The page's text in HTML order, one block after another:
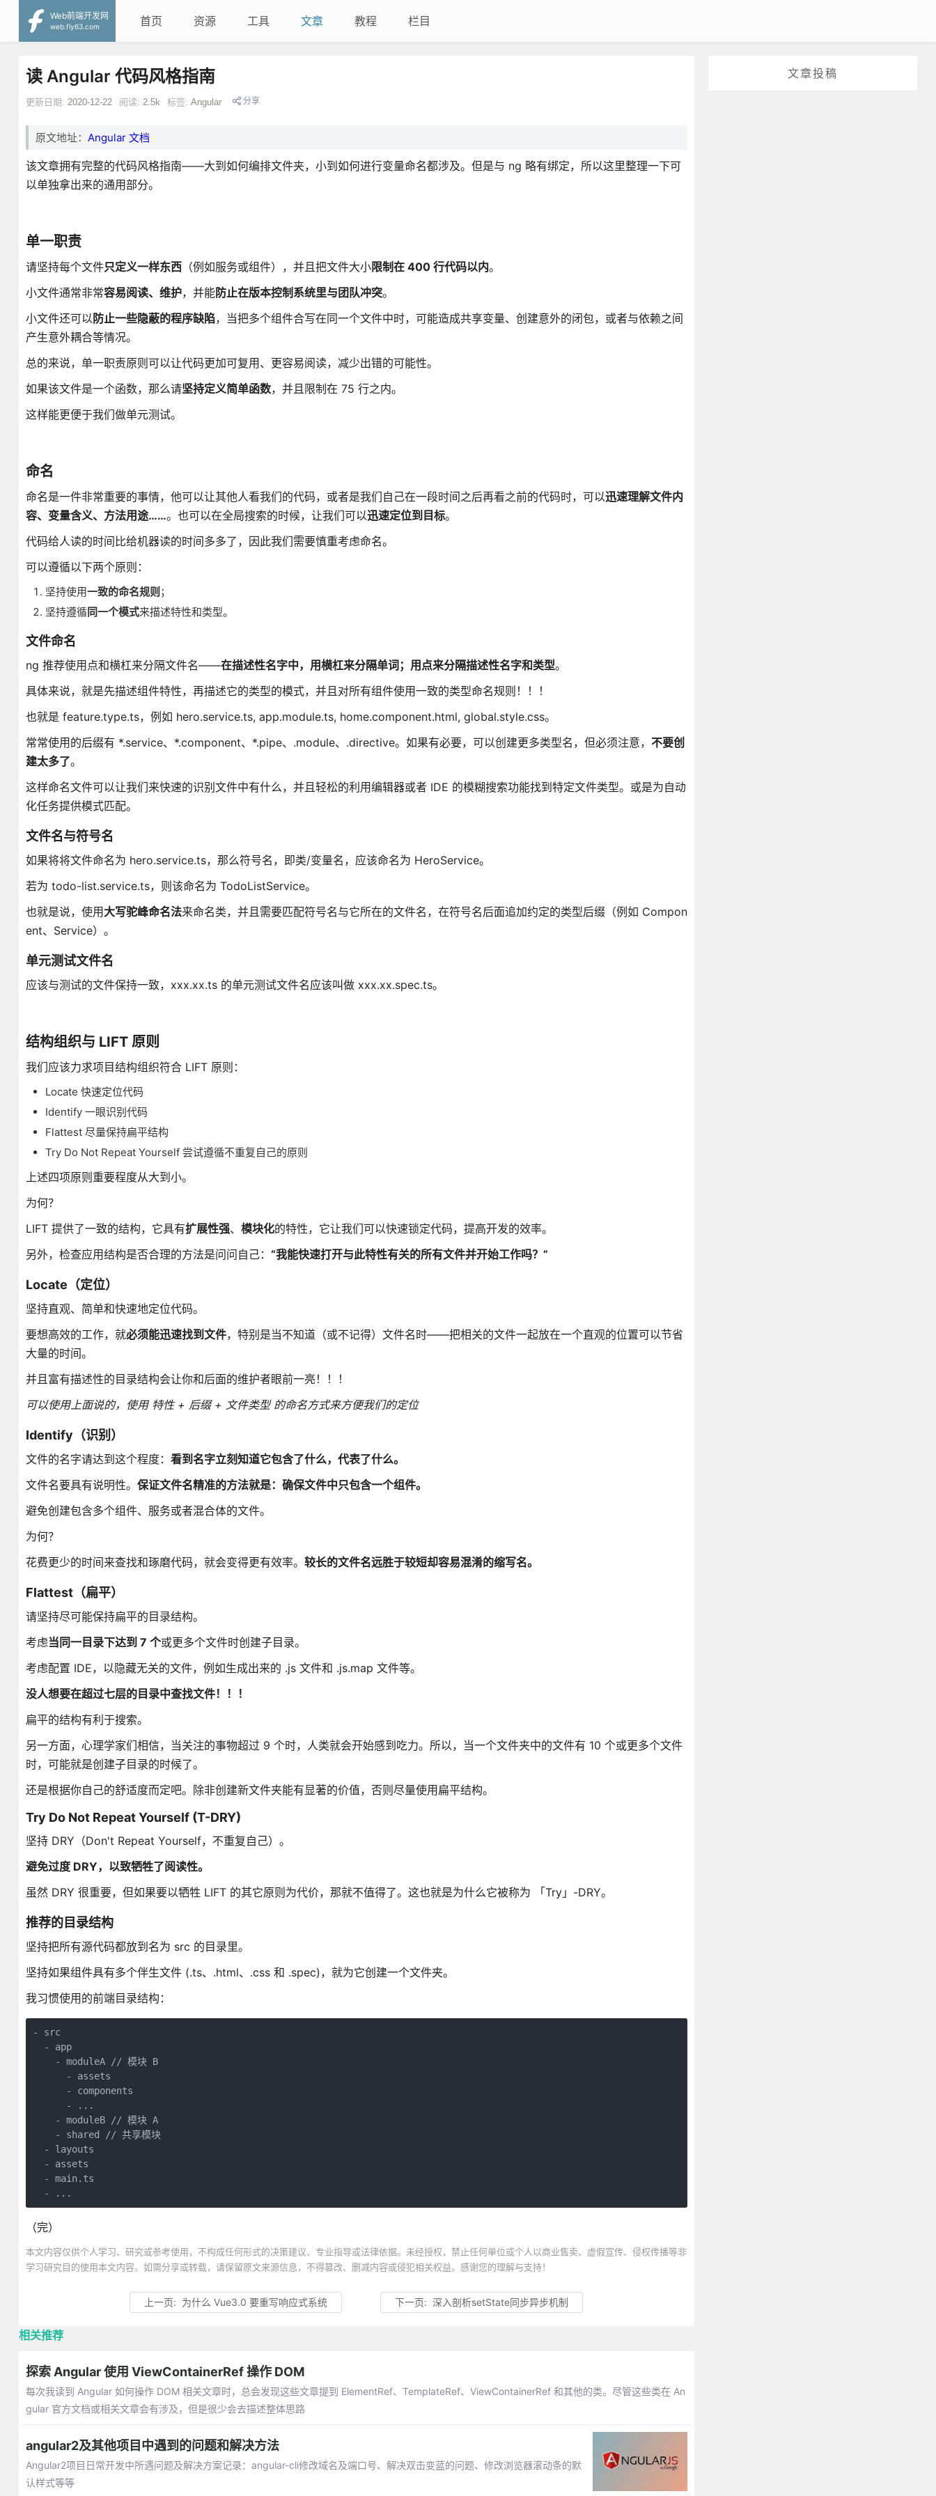
Web前端开发网
web.fly63.com
首页 资源 工具 文章 教程 栏目
文章投稿
读 Angular 代码风格指南
更新日期: 2020-12-22 阅读: 2.5k 标签: Angular 分享
原文地址： Angular 文档
该文章拥有完整的代码风格指南——大到如何编排文件夹，小到如何进行变量命名都涉及。但是与 ng 略有绑定，所以这里整理一下可
以单独拿出来的通用部分。
单一职责
请坚持每个文件只定义一样东西（例如服务或组件），并且把文件大小限制在 400 行代码以内。
小文件通常非常容易阅读、维护，并能防止在版本控制系统里与团队冲突。
小文件还可以 防止一些隐蔽的程序缺陷，当把多个组件合写在同一个文件中时，可能造成共享变量、创建意外的闭包，或者与依赖之间
产生意外耦合等情况。
总的来说，单一职责原则可以让代码更加可复用、更容易阅读，减少出错的可能性。
如果该文件是一个函数，那么请坚持定义简单函数，并且限制在 75 行之内。
这样能更便于我们做单元测试。
命名
命名是一件非常重要的事情，他可以让其他人看我们的代码，或者是我们自己在一段时间之后再看之前的代码时，可以迅速理解文件内
容、变量含义、方法用途……。也可以在全局搜索的时候，让我们可以迅速定位到目标。
代码给人读的时间比给机器读的时间多多了，因此我们需要慎重考虑命名。
可以遵循以下两个原则：
坚持使用一致的命名规则 ；
坚持遵循同一个模式来描述特性和类型。
文件命名
ng 推荐使用点和横杠来分隔文件名——在描述性名字中，用横杠来分隔单词；用点来分隔描述性名字和类型。
具体来说，就是先描述组件特性，再描述它的类型的模式，并且对所有组件使用一致的类型命名规则！！！
也就是 feature.type.ts，例如 hero.service.ts, app.module.ts, home.component.html, global.style.css。
常常使用的后缀有 *.service、*.component、*.pipe、.module、.directive。如果有必要，可以创建更多类型名，但必须注意， 不要创
建太多了。
这样命名文件可以让我们来快速的识别文件中有什么，并且轻松的利用编辑器或者 IDE 的模糊搜索功能找到特定文件类型。或是为自动
化任务提供模式匹配。
文件名与符号名
如果将将文件命名为 hero.service.ts，那么符号名，即类/变量名，应该命名为 HeroService。
若为 todo-list.service.ts，则该命名为 TodoListService。
也就是说，使用 大写驼峰命名法来命名类，并且需要匹配符号名与它所在的文件名，在符号名后面追加约定的类型后缀（例如 Compon
ent、Service）。
单元测试文件名
应该与测试的文件保持一致，xxx.xx.ts 的单元测试文件名应该叫做 xxx.xx.spec.ts。
结构组织与 LIFT 原则
我们应该力求项目结构组织符合 LIFT 原则：
Locate 快速定位代码
Identify 一眼识别代码
Flattest 尽量保持扁平结构
Try Do Not Repeat Yourself 尝试遵循不重复自己的原则
上述四项原则重要程度从大到小。
为何？
LIFT 提供了一致的结构，它具有扩展性强、 模块化的特性，它让我们可以快速锁定代码，提高开发的效率。
另外，检查应用结构是否合理的方法是问问自己： “我能快速打开与此特性有关的所有文件并开始工作吗？”
Locate（定位）
坚持直观、简单和快速地定位代码。
要想高效的工作，就必须能迅速找到文件，特别是当不知道（或不记得）文件名时——把相关的文件一起放在一个直观的位置可以节省
大量的时间。
并且富有描述性的目录结构会让你和后面的维护者眼前一亮！！！
可以使用上面说的，使用 特性 + 后缀 + 文件类型 的命名方式来方便我们的定位
Identify（识别）
文件的名字请达到这个程度： 看到名字立刻知道它包含了什么，代表了什么。
文件名要具有说明性。 保证文件名精准的方法就是：确保文件中只包含一个组件。
避免创建包含多个组件、服务或者混合体的文件。
为何？
花费更少的时间来查找和琢磨代码，就会变得更有效率。 较长的文件名远胜于较短却容易混淆的缩写名。
Flattest（扁平）
请坚持尽可能保持扁平的目录结构。
考虑当同一目录下达到 7 个或更多个文件时创建子目录。
考虑配置 IDE，以隐藏无关的文件，例如生成出来的 .js 文件和 .js.map 文件等。
没人想要在超过七层的目录中查找文件！！！
扁平的结构有利于搜索。
另一方面，心理学家们相信，当关注的事物超过 9 个时，人类就会开始感到吃力。所以，当一个文件夹中的文件有 10 个或更多个文件
时，可能就是创建子目录的时候了。
还是根据你自己的舒适度而定吧。除非创建新文件夹能有显著的价值，否则尽量使用扁平结构。
Try Do Not Repeat Yourself (T-DRY)
坚持 DRY（Don't Repeat Yourself，不重复自己）。
避免过度 DRY，以致牺牲了阅读性。
虽然 DRY 很重要，但如果要以牺牲 LIFT 的其它原则为代价，那就不值得了。这也就是为什么它被称为 「Try」-DRY。
推荐的目录结构
坚持把所有源代码都放到名为 src 的目录里。
坚持如果组件具有多个伴生文件 (.ts、.html、.css 和 .spec)，就为它创建一个文件夹。
我习惯使用的前端目录结构：
- src
  - app
    - moduleA // 模块 B
      - assets
      - components
      - ...
    - moduleB // 模块 A
    - shared // 共享模块
  - layouts
  - assets
  - main.ts
（完）
本文内容仅供个人学习、研究或参考使用，不构成任何形式的决策建议、专业指导或法律依据。未经授权，禁止任何单位或个人以商业售卖、虚假宣传、侵权传播等非
学习研究目的使用本文内容。如需分享或转载，请保留原文来源信息，不得篡改、删减内容或侵犯相关权益。感谢您的理解与支持！
上一页: 为什么 Vue3.0 要重写响应式系统 下一页:深入剖析setState同步异步机制
相关推荐
探索 Angular 使用 ViewContainerRef 操作 DOM
每次我读到 Angular 如何操作 DOM 相关文章时，总会发现这些文章提到 ElementRef、TemplateRef、ViewContainerRef 和其他的类。尽管这些类在 An
gular 官方文档或相关文章会有涉及，但是很少会去描述整体思路
angular2及其他项目中遇到的问题和解决方法
Angular2项目日常开发中所遇问题及解决方案记录：angular-cli修改域名及端口号、解决双击变蓝的问题、修改浏览器滚动条的默
认样式等等